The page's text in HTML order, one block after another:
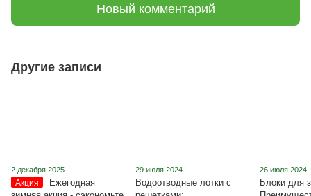
Новый комментарий
Другие записи
2 декабря 2025
Акция
Ежегодная
29 июля 2024
Водоотводные лотки с
26 июля 2024
Блоки для